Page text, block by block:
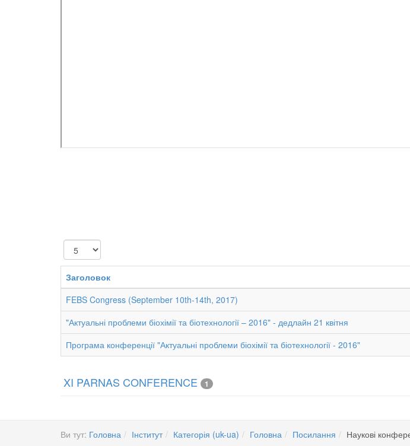
Показувати
Заголовок
FEBS Congress (September 10th-14th, 2017)
"Актуальні проблеми біохімії та біотехнології – 2016" - дедлайн 21 квітня
Програма конференції "Актуальні проблеми біохімії та біотехнології - 2016"
XI PARNAS CONFERENCE 1
Ви тут: Головна Інститут Категорія (uk-ua) Головна Посилання Наукові